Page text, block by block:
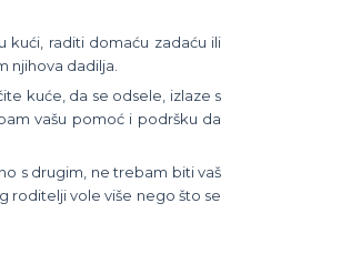
kući, raditi domaću zadaću ili
njihova dadilja.
kuće, da se odsele, izlaze s
vašu pomoć i podršku da
s drugim, ne trebam biti vaš
roditelji vole više nego što se